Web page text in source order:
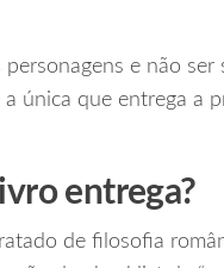
e não ser
única que entrega a
entrega?
de filosofia